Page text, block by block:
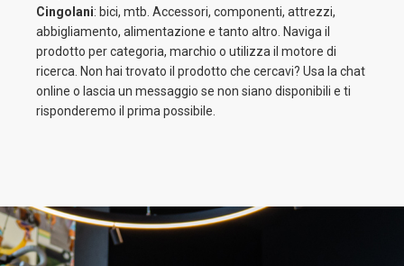
Cingolani: bici, mtb. Accessori, componenti, attrezzi,
abbigliamento, alimentazione e tanto altro. Naviga il
prodotto per categoria, marchio o utilizza il motore di
ricerca. Non hai trovato il prodotto che cercavi? Usa la chat
online o lascia un messaggio se non siano disponibili e ti
risponderemo il prima possibile.